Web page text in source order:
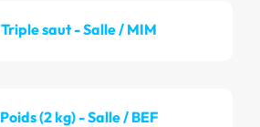
Triple saut - Salle / MIM
Poids (2 kg) - Salle / BEF